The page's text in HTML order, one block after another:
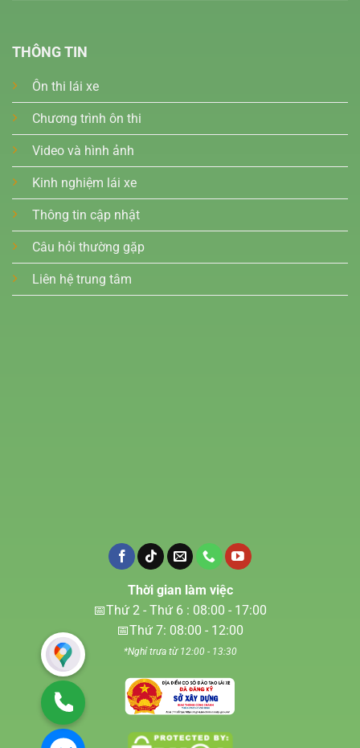
THÔNG TIN
Ôn thi lái xe
Chương trình ôn thi
Video và hình ảnh
Kinh nghiệm lái xe
Thông tin cập nhật
Câu hỏi thường gặp
Liên hệ trung tâm
Thời gian làm việc
📅Thứ 2 - Thứ 6 : 08:00 - 17:00
📅Thứ 7: 08:00 - 12:00
*Nghỉ trưa từ 12:00 - 13:30